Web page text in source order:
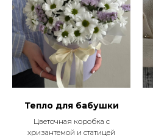
Тепло для бабушки
Цветочная коробка с
хризантемой и статицей